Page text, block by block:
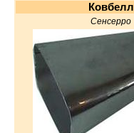
Ковбелл
Сенсерро